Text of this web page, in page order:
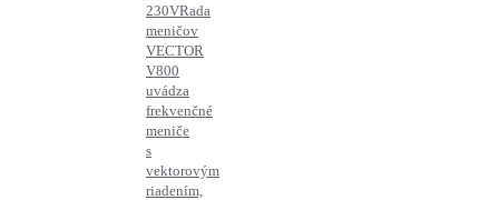
230VRada
meničov
VECTOR
V800
uvádza
frekvenčné
meniče
s
vektorovým
riadením,